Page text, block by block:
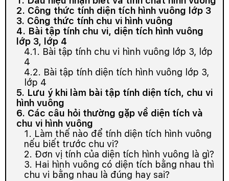
2. Công thức tính diện tích hình vuông lớp 3
3. Công thức tính chu vi hình vuông
4. Bài tập tính chu vi, diện tích hình vuông
lớp 3, lớp 4
4.1. Bài tập tính chu vi hình vuông lớp 3, lớp
4
4.2. Bài tập tính diện tích hình vuông lớp 3,
lớp 4
5. Lưu ý khi làm bài tập tính diện tích, chu vi
hình vuông
6. Các câu hỏi thường gặp về diện tích và
chu vi hình vuông
1. Làm thế nào để tính diện tích hình vuông
nếu biết trước chu vi?
2. Đơn vị tính của diện tích hình vuông là gì?
3. Hai hình vuông có diện tích bằng nhau thì
chu vi bằng nhau là đúng hay sai?